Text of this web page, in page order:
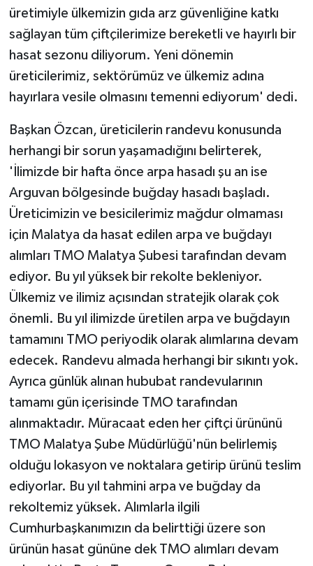
üretimiyle ülkemizin gıda arz güvenliğine katkı
sağlayan tüm çiftçilerimize bereketli ve hayırlı bir
hasat sezonu diliyorum. Yeni dönemin
üreticilerimiz, sektörümüz ve ülkemiz adına
hayırlara vesile olmasını temenni ediyorum' dedi.
Başkan Özcan, üreticilerin randevu konusunda
herhangi bir sorun yaşamadığını belirterek,
'İlimizde bir hafta önce arpa hasadı şu an ise
Arguvan bölgesinde buğday hasadı başladı.
Üreticimizin ve besicilerimiz mağdur olmaması
için Malatya da hasat edilen arpa ve buğdayı
alımları TMO Malatya Şubesi tarafından devam
ediyor. Bu yıl yüksek bir rekolte bekleniyor.
Ülkemiz ve ilimiz açısından stratejik olarak çok
önemli. Bu yıl ilimizde üretilen arpa ve buğdayın
tamamını TMO periyodik olarak alımlarına devam
edecek. Randevu almada herhangi bir sıkıntı yok.
Ayrıca günlük alınan hububat randevularının
tamamı gün içerisinde TMO tarafından
alınmaktadır. Müracaat eden her çiftçi ürününü
TMO Malatya Şube Müdürlüğü'nün belirlemiş
olduğu lokasyon ve noktalara getirip ürünü teslim
ediyorlar. Bu yıl tahmini arpa ve buğday da
rekoltemiz yüksek. Alımlarla ilgili
Cumhurbaşkanımızın da belirttiği üzere son
ürünün hasat gününe dek TMO alımları devam